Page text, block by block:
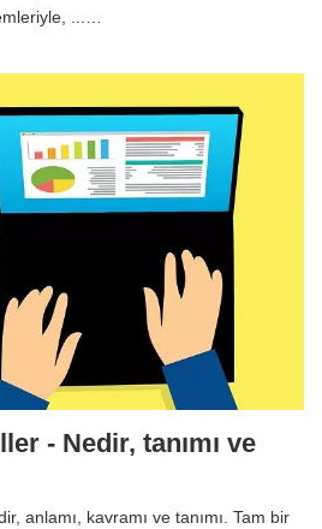
...…
- Nedir, tanımı ve
anlamı, kavramı ve tanımı. Tam bir